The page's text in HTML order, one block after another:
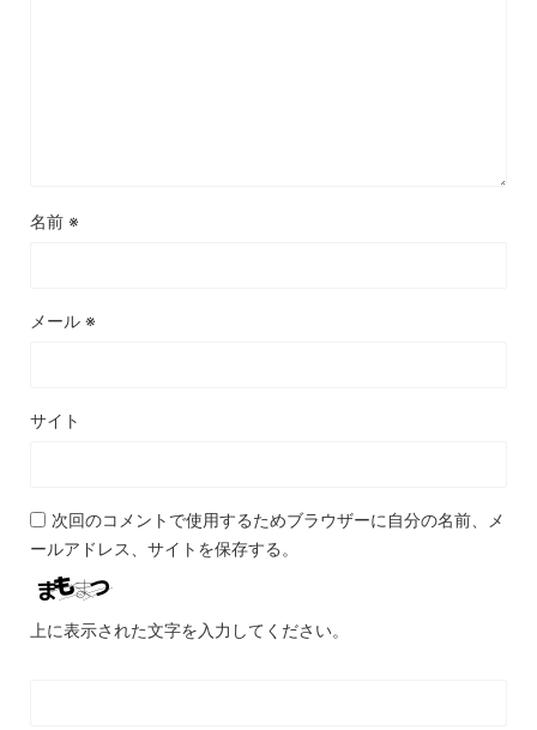
名前 ※
メール ※
サイト
次回のコメントで使用するためブラウザーに自分の名前、メ
ールアドレス、サイトを保存する。
上に表示された文字を入力してください。